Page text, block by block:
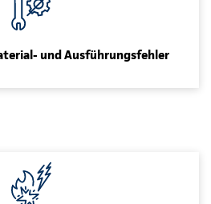
und Ausführungsfehler